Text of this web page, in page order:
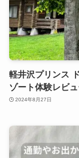
軽井沢プリンス
ゾート体験レビ
2024年8月27日